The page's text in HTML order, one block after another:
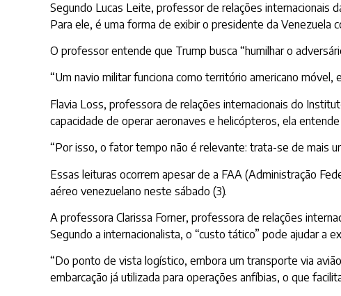
Segundo Lucas Leite, professor de relações internacionais
Para ele, é uma forma de exibir o presidente da Venezuela
O professor entende que Trump busca “humilhar o
“Um navio militar funciona como território americano
Flavia Loss, professora de relações internacionais do
capacidade de operar aeronaves e helicópteros, ela
“Por isso, o fator tempo não é relevante: trata-se de mais
Essas leituras ocorrem apesar de a FAA (Administração
aéreo venezuelano neste sábado (3).
A professora Clarissa Forner, professora de relações
Segundo a internacionalista, o “custo tático” pode ajudar a
“Do ponto de vista logístico, embora um transporte via
embarcação já utilizada para operações anfíbias, o que